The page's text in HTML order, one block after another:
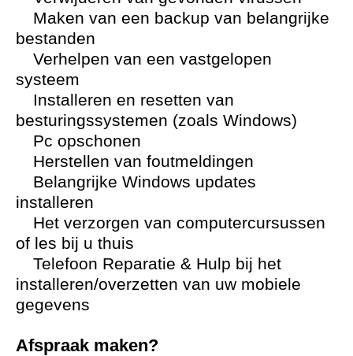
Maken van een backup van belangrijke
bestanden
Verhelpen van een vastgelopen
systeem
Installeren en resetten van
besturingssystemen (zoals Windows)
Pc opschonen
Herstellen van foutmeldingen
Belangrijke Windows updates
installeren
Het verzorgen van computercursussen
of les bij u thuis
Telefoon Reparatie & Hulp bij het
installeren/overzetten van uw mobiele
gegevens
Afspraak maken?